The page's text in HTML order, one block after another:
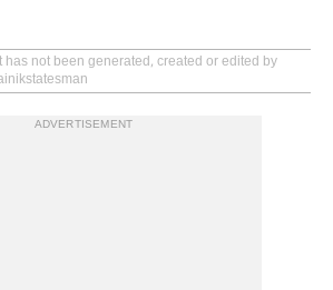
has not been generated, created or edited by
ADVERTISEMENT